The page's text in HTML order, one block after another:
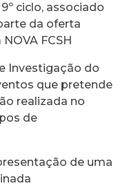
ciclo, associado
da oferta
FCSH
Investigação do
que pretende
realizada no
de
de uma